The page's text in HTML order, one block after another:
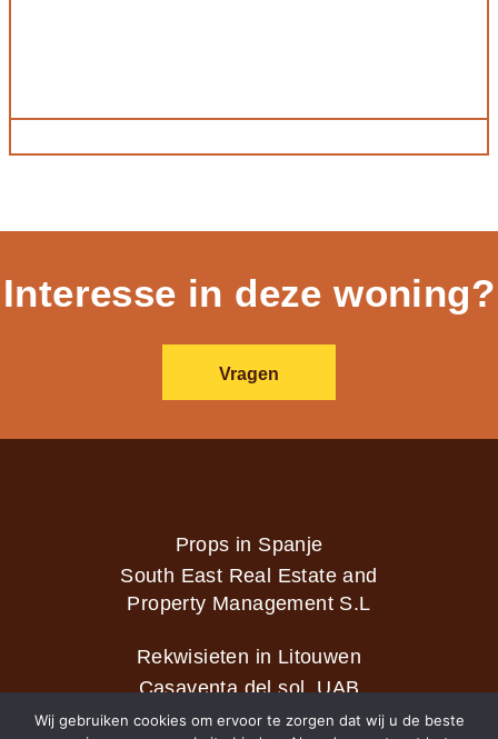
Interesse in deze woning?
Vragen
Props in Spanje
South East Real Estate and
Property Management S.L
Rekwisieten in Litouwen
Casaventa del sol, UAB
Wij gebruiken cookies om ervoor te zorgen dat wij u de beste